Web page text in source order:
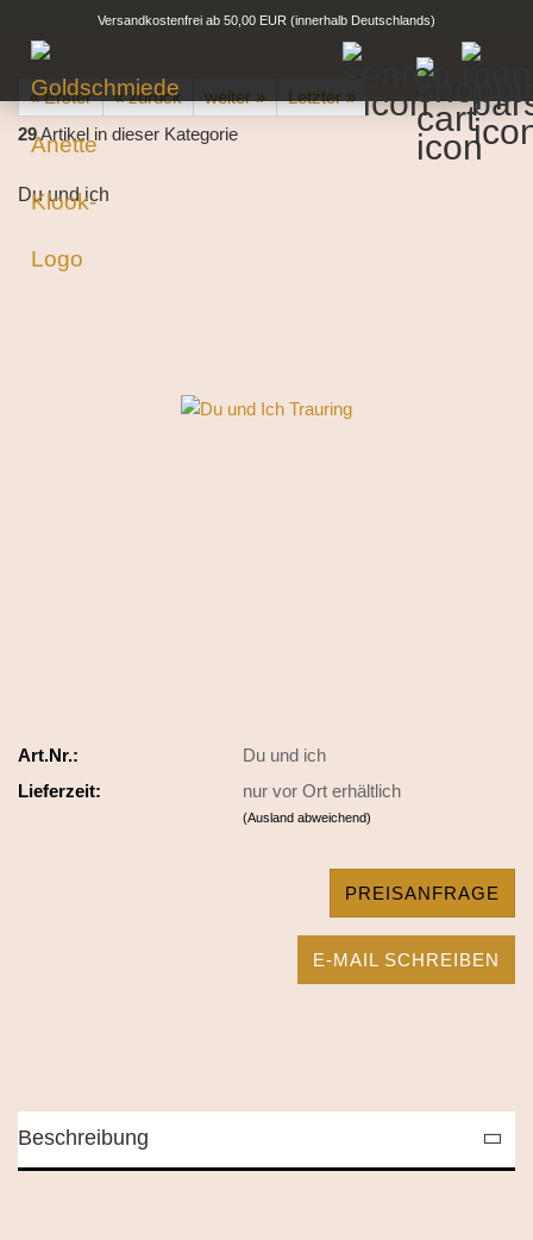
Versandkostenfrei ab 50,00 EUR (innerhalb Deutschlands)
« Erster « zurück weiter »
Letzter »
29Artikel in dieser Kategorie
Du und ich
Art.Nr.:
Du und ich
Lieferzeit:
nur vor Ort erhältlich
(Ausland abweichend)
PREISANFRAGE
E-MAIL SCHREIBEN
Beschreibung